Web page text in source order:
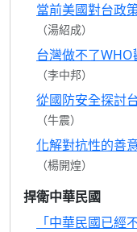
當前美國對台政
（湯紹成）
台灣做不了
（李中邦）
從國防安全探討
（牛震）
化解對抗性的善
（楊開煌）
捍衛中華民國
「中華民國已經